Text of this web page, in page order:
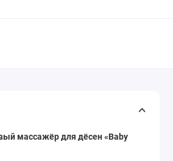
массажёр для дёсен «Baby